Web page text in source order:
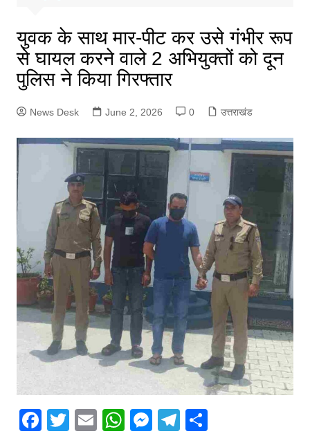
युवक के साथ मार-पीट कर उसे गंभीर रूप
से घायल करने वाले 2 अभियुक्तों को दून
पुलिस ने किया गिरफ्तार
News Desk June 2, 2026 0 उत्तराखंड
F T E W M T S